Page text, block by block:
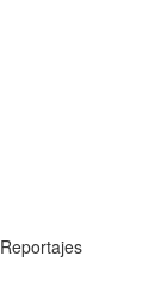
Reportajes